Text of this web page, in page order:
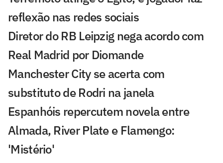
reflexão nas redes sociais
Diretor do RB Leipzig nega acordo com
Real Madrid por Diomande
Manchester City se acerta com
substituto de Rodri na janela
Espanhóis repercutem novela entre
Almada, River Plate e Flamengo:
'Mistério'